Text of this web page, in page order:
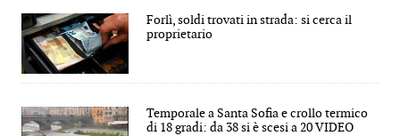
Forlì, soldi trovati in strada: si cerca il
proprietario
Temporale a Santa Sofia e crollo termico
di 18 gradi: da 38 si è scesi a 20 VIDEO